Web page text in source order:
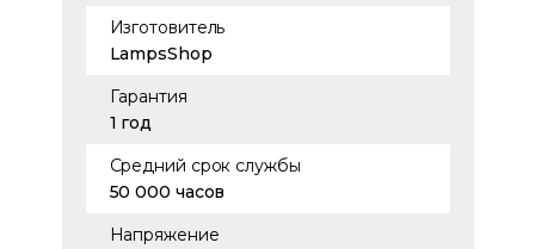
Изготовитель
LampsShop
Гарантия
1 год
Средний срок службы
50 000 часов
Напряжение